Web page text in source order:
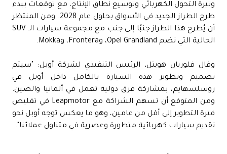
وتيرة التحول الكهربائي وتوسيع نطاق الإنتاج، مع توقعات ببدء
طرح الطراز الجديد في الأسواق بحلول عام 2028. ومن المنتظر
أن يُطرح هذا الطراز جنبًا إلى جنب مع مجموعة سيارات الـ SUV
الحالية التي تضم Opel Grandland، وFrontera، وMokka.
وقال فلوريان هويتل، الرئيس التنفيذي لشركة أوبل: "سيتم
تصميم وتطوير هذه السيارة بالكامل داخل أوبل في
روسلسهايم، بمشاركة فرق دولية تعمل في ألمانيا والصين.
ومن المتوقع أن تسهم الشراكة مع Leapmotor في تقليص
فترة التطوير إلى أقل من عامين، وهو ما يعكس توجه أوبل نحو
تقديم سيارات كهربائية متطورة وعصرية في متناول عملائنا".